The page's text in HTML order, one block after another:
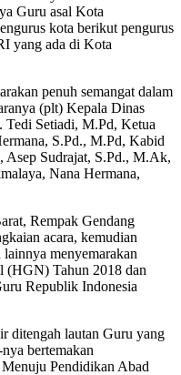
Guru asal Kota
kota berikut pengurus
yang ada di Kota
penuh semangat dalam
(plt) Kepala Dinas
Setiadi, M.Pd, Ketua
S.Pd., M.Pd, Kabid
Sudrajat, S.Pd., M.Ak,
Nana Hermana,
Rempak Gendang
acara, kemudian
menyemarakan
(HGN) Tahun 2018 dan
Republik Indonesia
ditengah lautan Guru yang
bertemakan
Pendidikan Abad